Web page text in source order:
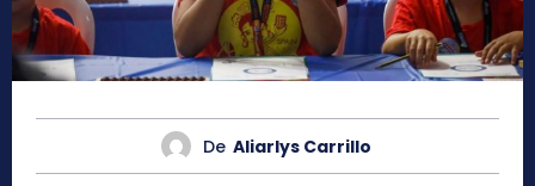
De Aliarlys Carrillo